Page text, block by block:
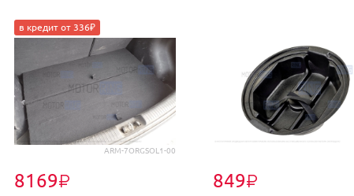
ARM-7ORGSOL1-00
8169₽
в кредит от 336₽
849₽